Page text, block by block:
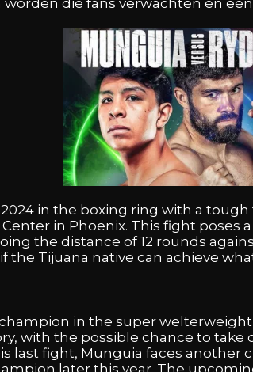
worden die fans verwachten en een
2024 in the boxing ring with a tough
Center in Phoenix. This fight poses a
the distance of12 rounds
ifthe Tijuana native can achieve
in the super welterweight
with the possible chance to take
last fight, Munguia faces another
later this year. The